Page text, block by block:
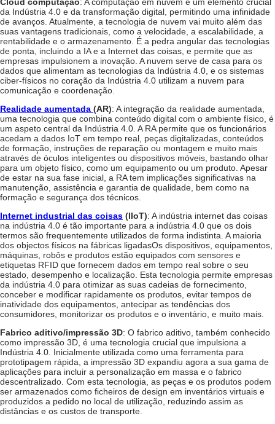
Cloud computação: A computação em nuvem é um elemento crucial
da Indústria 4.0 e da transformação digital, permitindo uma infinidade
de avanços. Atualmente, a tecnologia de nuvem vai muito além das
suas vantagens tradicionais, como a velocidade, a escalabilidade, a
rentabilidade e o armazenamento. É a pedra angular das tecnologias
de ponta, incluindo a IA e a Internet das coisas, e permite que as
empresas impulsionem a inovação. A nuvem serve de casa para os
dados que alimentam as tecnologias da Indústria 4.0, e os sistemas
ciber-físicos no coração da Indústria 4.0 utilizam a nuvem para
comunicação e coordenação.
Realidade aumentada (AR): A integração da realidade aumentada,
uma tecnologia que combina conteúdo digital com o ambiente físico, é
um aspeto central da Indústria 4.0. A RA permite que os funcionários
acedam a dados IoT em tempo real, peças digitalizadas, conteúdos
de formação, instruções de reparação ou montagem e muito mais
através de óculos inteligentes ou dispositivos móveis, bastando olhar
para um objeto físico, como um equipamento ou um produto. Apesar
de estar na sua fase inicial, a RA tem implicações significativas na
manutenção, assistência e garantia de qualidade, bem como na
formação e segurança dos técnicos.
Internet industrial das coisas (IIoT): A indústria internet das coisas
na indústria 4.0 é tão importante para a indústria 4.0 que os dois
termos são frequentemente utilizados de forma indistinta. A maioria
dos objectos físicos na fábricas ligadasOs dispositivos, equipamentos,
máquinas, robôs e produtos estão equipados com sensores e
etiquetas RFID que fornecem dados em tempo real sobre o seu
estado, desempenho e localização. Esta tecnologia permite empresas
da indústria 4.0 para otimizar as suas cadeias de fornecimento,
conceber e modificar rapidamente os produtos, evitar tempos de
inatividade dos equipamentos, antecipar as tendências dos
consumidores, monitorizar os produtos e o inventário, e muito mais.
Fabrico aditivo/impressão 3D: O fabrico aditivo, também conhecido
como impressão 3D, é uma tecnologia crucial que impulsiona a
Indústria 4.0. Inicialmente utilizada como uma ferramenta para
prototipagem rápida, a impressão 3D expandiu agora a sua gama de
aplicações para incluir a personalização em massa e o fabrico
descentralizado. Com esta tecnologia, as peças e os produtos podem
ser armazenados como ficheiros de design em inventários virtuais e
produzidos a pedido no local de utilização, reduzindo assim as
distâncias e os custos de transporte.